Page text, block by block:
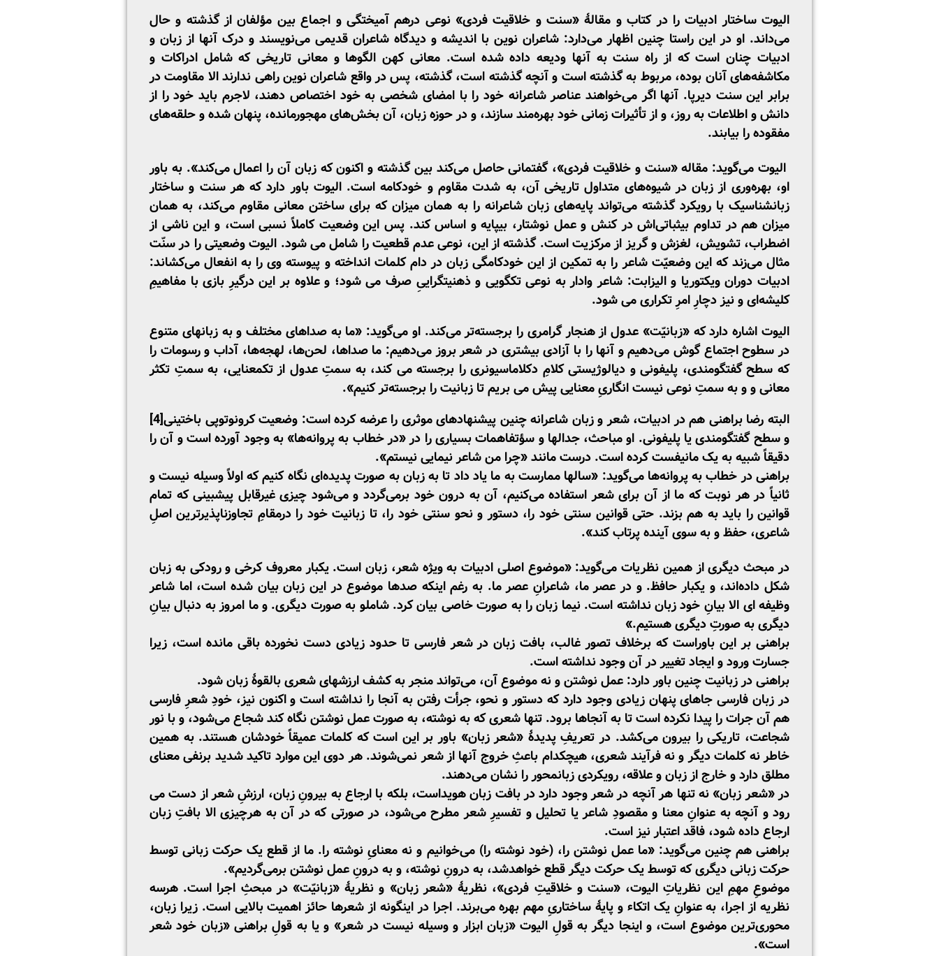
الیوت ساختار ادبیات را در کتاب و مقالۀ «سنت و خلاقیت فردی» نوعی درهم ­آمیختگی و اجماع بین مؤلفان از گذشته و حال
می‌داند. او در این راستا چنین اظهار می‌دارد: شاعران نوین با اندیشه و دیدگاه شاعران قدیمی می‌نویسند و درک آنها از زبان و
ادبیات چنان است که از راه سنت به آنها ودیعه داده شده ­است. معانی کهن الگوها و معانی تاریخی که شامل ادراکات و
مکاشفه‌های آنان بوده، مربوط به گذشته است و آنچه گذشته است، گذشته، پس در واقع شاعران نوین راهی ندارند الا مقاومت در
برابر این سنت دیرپا. آنها اگر می‌خواهند عناصر شاعرانه خود را با امضای شخصی به خود اختصاص دهند، لاجرم باید خود را از
دانش و اطلاعات به روز، و از تأثیرات زمانی خود بهره‌مند سازند، و در حوزه زبان، آن بخش‌های مهجورمانده، پنهان­ شده و حلقه‌های
مفقوده را بیابند.
الیوت می‌گوید: مقاله «سنت و خلاقیت فردی»، گفتمانی حاصل می‌کند بین گذشته و اکنون که زبان آن را اعمال می‌کند». به باور
او، بهره‌وری از زبان در شیوه‌های متداول تاریخی آن، به شدت مقاوم و خودکامه است. الیوت باور دارد که هر سنت و ساختار
زبانشناسیک با رویکرد گذشته می‌تواند پایه‌های زبان شاعرانه را به همان میزان که برای ساختن معانی مقاوم می‌کند، به همان
میزان هم در تداوم بی­ثباتی‌اش در کنش و عمل نوشتار، بی­پایه و اساس کند. پس این وضعیت کاملاً نسبی است، و این ناشی از
اضطراب، تشویش، لغزش و گریز از مرکزیت است. گذشته از این، نوعی عدم قطعیت را شامل می ­شود. الیوت وضعیتی را در سنّت
مثال می‌زند که این وضعیّت شاعر را به تمکین از این خودکامگی زبان در دام کلمات انداخته و پیوسته وی را به انفعال می‌کشاند:
ادبیات دوران ویکتوریا و الیزابت: شاعر وادار به نوعی تک­گویی و ذهنیت­گراییِ صرف می ­شود؛ و علاوه ­بر این درگیرِ بازی با مفاهیمِ
کلیشه‌ای و نیز دچارِ امرِ تکراری می­ شود.
الیوت اشاره دارد که «زبانیّت» عدول از هنجار گرامری را برجسته‌تر می‌کند. او می‌گوید: «ما به صداهای مختلف و به زبان­های متنوع
در سطوح اجتماع گوش می‌دهیم و آنها را با آزادی بیشتری در شعر بروز می‌دهیم: ما صداها، لحن‌ها، لهجه‌ها، آداب و رسومات را
که سطح گفتگومندی، پلی­فونی و دیالوژیستی کلامِ دکلاماسیونری را برجسته می­ کند، به­ سمتِ عدول از تک­معنایی، به­ سمتِ تکثر
معانی و و به ­سمتِ نوعی نیست ­انگاریِ معنایی پیش می­ بریم تا زبانیت را برجسته‌تر کنیم».
البته رضا براهنی هم در ادبیات، شعر و زبان شاعرانه چنین پیشنهادهای موثری را عرضه ­کرده ­است: وضعیت کرونوتوپی باختینی[4]
و سطح گفتگومندی یا پلی­فونی. او مباحث، جدال­ها و سؤتفاهمات بسیاری را در «در خطاب به پروانه‌ها» به­ وجود آورده ­است و آن را
دقیقاً شبیه به یک مانیفست کرده ­است. درست مانند «چرا من شاعر نیمایی نیستم».
براهنی در خطاب به پروانه‌ها می‌گوید: «سال­ها ممارست به ما یاد داد تا به زبان به ­صورت پدیده‌ای نگاه کنیم که اولاً وسیله نیست و
ثانیاً در هر نوبت که ما از آن برای شعر استفاده می‌کنیم، آن به درون خود برمی‌گردد و می‌شود چیزی غیرقابل پیش­بینی‌ که تمام
قوانین را باید به هم بزند. حتی قوانین سنتی خود را، دستور و نحو سنتی خود را، تا زبانیت خود را درمقامِ تجاوزناپذیرترین اصلِ
شاعری، حفظ و به سوی آینده پرتاب کند».
در مبحث دیگری از همین نظریات می‌گوید: «موضوع اصلی ادبیات به ویژه شعر، زبان است. یک­بار معروف­ کرخی و رودکی به زبان
شکل داده‌اند، و یک­بار حافظ. و در عصر ما، شاعرانِ عصر ما. به رغم اینکه صدها موضوع در این زبان بیان شده ­است، اما شاعر
وظیفه ­ای الا بیانِ خود زبان نداشته ­است. نیما زبان را به صورت خاصی بیان کرد. شاملو به صورت دیگری. و ما امروز به دنبال بیانِ
دیگری به صورتِ دیگری هستیم.»
براهنی بر این باوراست که برخلاف تصور غالب، بافت زبان در شعر فارسی تا حدود زیادی دست نخورده باقی مانده­ است، زیرا
جسارت ورود و ایجاد تغییر در آن وجود نداشته ­است.
براهنی در زبانیت چنین باور دارد: عمل نوشتن و نه موضوع آن، می‌تواند منجر به کشف ارزش­های شعری بالقوۀ زبان شود.
در زبان فارسی جاهای پنهان زیادی وجود دارد که دستور و نحو، جرأت رفتن به آنجا را نداشته ­است و اکنون نیز، خودِ شعرِ فارسی
هم آن جرات را پیدا نکرده ­است تا به آنجاها برود. تنها شعری که به نوشته، به ­صورت عمل نوشتن نگاه کند شجاع می‌شود، و با نور
شجاعت، تاریکی را بیرون می‌­کشد. در تعریفِ پدیدۀ «شعر زبان» باور بر این است که کلمات عمیقاً خودشان هستند. به همین
خاطر نه کلمات دیگر و نه فرآیند شعری، هیچکدام باعثِ خروج آنها از شعر نمی‌شوند. هر دوی این موارد تاکید شدید برنفی معنای
مطلق دارد و خارج از زبان و علاقه، رویکردی زبان­محور را نشان می‌دهند.
در «شعر زبان» نه تنها هر آنچه در شعر وجود دارد در بافت زبان هویداست، بلکه با ارجاع به بیرونِ زبان، ارزشِ شعر از دست می
­رود و آنچه به عنوانِ معنا و مقصودِ شاعر یا تحلیل و تفسیرِ شعر مطرح می‌شود، در صورتی که در آن به هرچیزی الا بافتِ زبان
ارجاع داده شود، فاقد اعتبار نیز است.
براهنی هم چنین می‌گوید: «ما عمل نوشتن را، (خود نوشته را) می‌خوانیم و نه­ معنایِ نوشته را. ما از قطع یک حرکت زبانی توسط
حرکت زبانی دیگری که توسط یک حرکت دیگر قطع خواهدشد، به درونِ نوشته، و به درونِ عمل نوشتن برمی‌گردیم».
موضوعِ مهمِ این نظریاتِ الیوت، «سنت و خلاقیتِ فردی»، نظریۀ «شعر زبان» و نظریۀ «زبانیّت» در مبحثِ اجرا است. هرسه
نظریه از اجرا، به­ عنوانِ یک اتکاء و پایۀ ساختاریِ مهم بهره می‌برند. اجرا در اینگونه از شعرها حائز اهمیت بالایی است. زیرا زبان،
محوری‌ترین موضوع است، و اینجا دیگر به قولِ الیوت «زبان ابزار و وسیله نیست در شعر» و یا به قولِ براهنی «زبان خود شعر
است».